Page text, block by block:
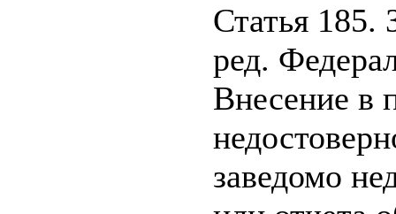
Статья 185.
ред.
Внесение в
заведомо